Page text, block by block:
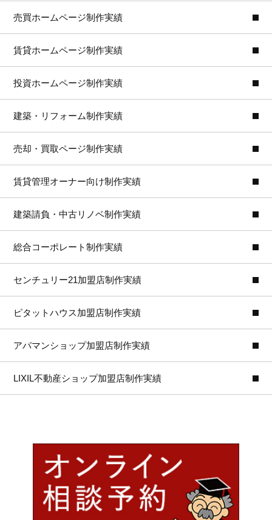
売買ホームページ制作実績
賃貸ホームページ制作実績
投資ホームページ制作実績
建築・リフォーム制作実績
売却・買取ページ制作実績
賃貸管理オーナー向け制作実績
建築請負・中古リノベ制作実績
総合コーポレート制作実績
センチュリー21加盟店制作実績
ピタットハウス加盟店制作実績
アパマンショップ加盟店制作実績
LIXIL不動産ショップ加盟店制作実績